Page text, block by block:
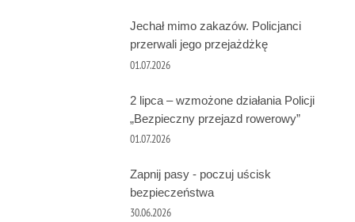
Jechał mimo zakazów. Policjanci
przerwali jego przejażdżkę
01.07.2026
2 lipca – wzmożone działania Policji
„Bezpieczny przejazd rowerowy”
01.07.2026
Zapnij pasy - poczuj uścisk
bezpieczeństwa
30.06.2026